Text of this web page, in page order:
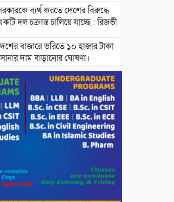
ব্যর্থ করতে দেশের বিরুদ্ধে
দল চক্রান্ত চালিয়ে যাচ্ছে : রিজভী
বাজারে ভরিতে ১০ হাজার টাকা
দাম বাড়ানোর ঘোষণা।
রাষ্ট্রপতি হাফিজ উদ্দিন
সাথে এইচটি বাংলা অনলাইন
ও আইপি টিভির সম্পাদক মোঃ
সৌজন্য সাক্ষাৎ।
জুলাই অভ্যুত্থান দিবস
উপলক্ষে ১১দলীয় গণ মিছিল ও গণ
গণঅভ্যুত্থান দিবসে শহিদ ও
যোদ্ধাদের সংবর্ধনা।